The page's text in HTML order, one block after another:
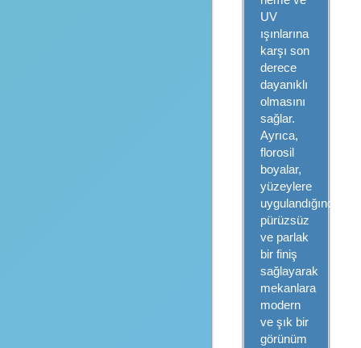
UV
ışınlarına
karşı son
derece
dayanıklı
olmasını
sağlar.
Ayrıca,
florosil
boyalar,
yüzeylere
uygulandığında
pürüzsüz
ve parlak
bir finiş
sağlayarak
mekanlara
modern
ve şık bir
görünüm